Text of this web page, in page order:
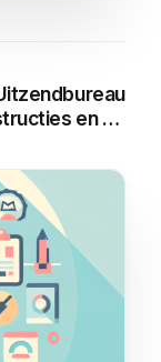
en de
moet weten